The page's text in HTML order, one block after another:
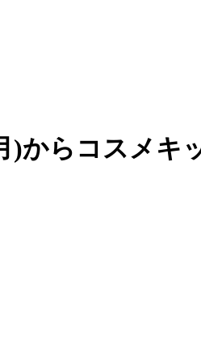
)からコスメキ